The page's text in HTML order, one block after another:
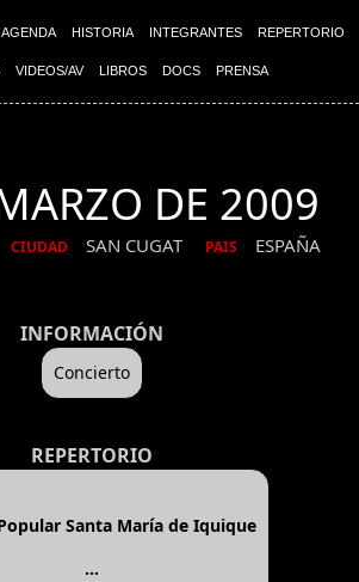
AGENDA HISTORIA INTEGRANTES REPERTORIO
VIDEOS/AV LIBROS DOCS PRENSA
DE 2009
CIUDAD SAN CUGAT PAIS ESPAÑA
INFORMACIÓN
Concierto
REPERTORIO
Santa María de Iquique
...